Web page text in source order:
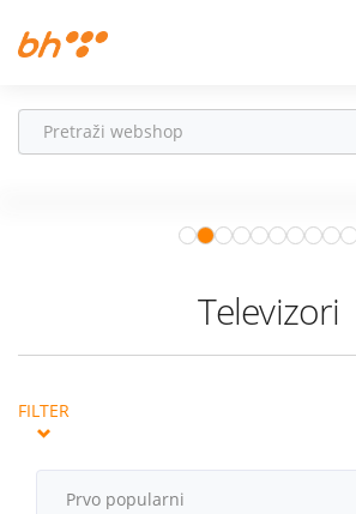
Fiksna
Akcije
Podrška
Apple Watch– vaš partner za
zdraviji i aktivniji život.
Televizori
FILTER